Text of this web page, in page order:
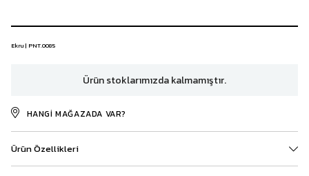
Ekru | PNT.0085
Ürün stoklarımızda kalmamıştır.
HANGI MAĞAZADA VAR?
Ürün Özellikleri